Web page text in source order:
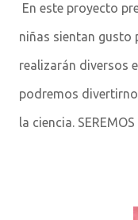
En este proyecto
niñas sientan gusto
realizarán diversos
podremos
la ciencia. SEREMOS